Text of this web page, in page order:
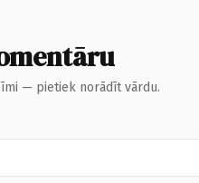
— pietiek norādīt vārdu.